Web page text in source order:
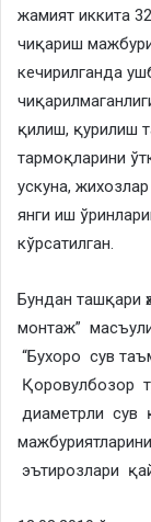
жамият иккита
чиқариш
кечирилганда
қилиш, қурилиш
тармоқларини
ускуна,
янги иш
кўрсатилган.
​Бундан ташқари
монтаж”
“Бухоро сув
Қоровулбозор
диаметрли сув
эътирозлари